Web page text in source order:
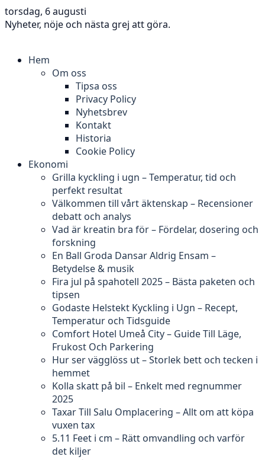
torsdag, 6 augusti
Nyheter, nöje och nästa grej att göra.
Hem
Om oss
Tipsa oss
Privacy Policy
Nyhetsbrev
Kontakt
Historia
Cookie Policy
Ekonomi
Grilla kyckling i ugn – Temperatur, tid och
perfekt resultat
Välkommen till vårt äktenskap – Recensioner
debatt och analys
Vad är kreatin bra för – Fördelar, dosering och
forskning
En Ball Groda Dansar Aldrig Ensam –
Betydelse & musik
Fira jul på spahotell 2025 – Bästa paketen och
tipsen
Godaste Helstekt Kyckling i Ugn – Recept,
Temperatur och Tidsguide
Comfort Hotel Umeå City – Guide Till Läge,
Frukost Och Parkering
Hur ser vägglöss ut – Storlek bett och tecken i
hemmet
Kolla skatt på bil – Enkelt med regnummer
2025
Taxar Till Salu Omplacering – Allt om att köpa
vuxen tax
5.11 Feet i cm – Rätt omvandling och varför
det kiljer